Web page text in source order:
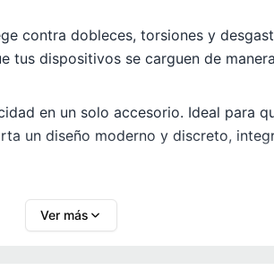
contra dobleces, torsiones y
dispositivos se carguen de
en un solo accesorio. Ideal para
un diseño moderno y discreto,
Ver más